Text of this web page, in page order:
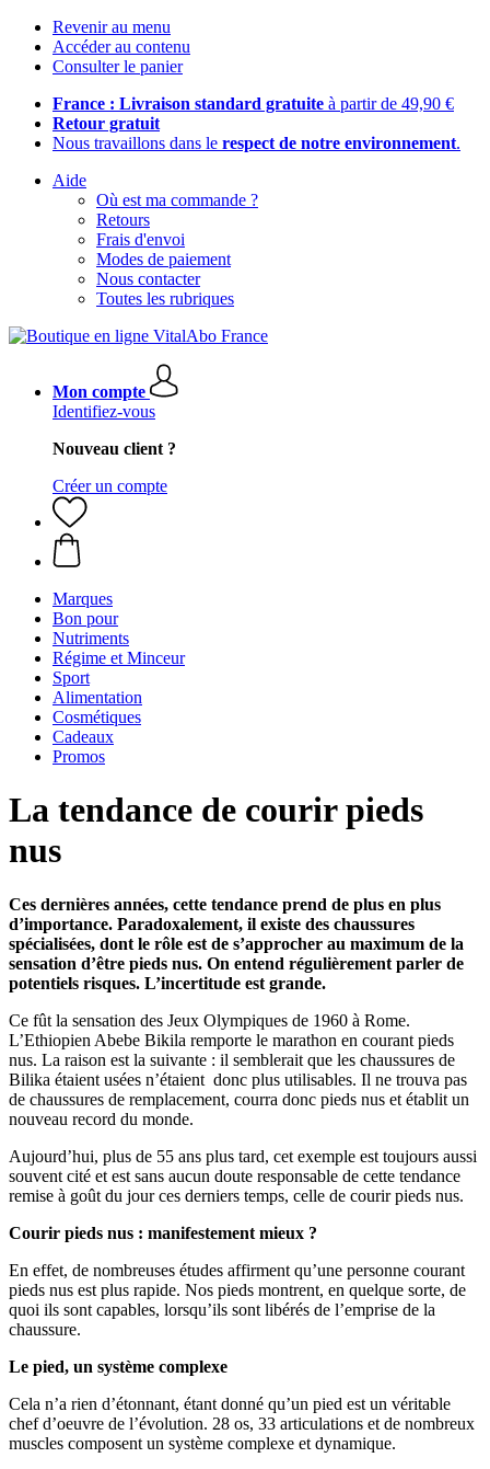
Revenir au menu
Accéder au contenu
Consulter le panier
France : Livraison standard gratuite à partir de 49,90 €
Retour gratuit
Nous travaillons dans le respect de notre environnement.
Aide
Où est ma commande ?
Retours
Frais d'envoi
Modes de paiement
Nous contacter
Toutes les rubriques
Mon compte
Identifiez-vous
Nouveau client ?
Créer un compte
Marques
Bon pour
Nutriments
Régime et Minceur
Sport
Alimentation
Cosmétiques
Cadeaux
Promos
La tendance de courir pieds
nus
Ces dernières années, cette tendance prend de plus en plus
d’importance. Paradoxalement, il existe des chaussures
spécialisées, dont le rôle est de s’approcher au maximum de la
sensation d’être pieds nus. On entend régulièrement parler de
potentiels risques. L’incertitude est grande.
Ce fût la sensation des Jeux Olympiques de 1960 à Rome.
L’Ethiopien Abebe Bikila remporte le marathon en courant pieds
nus. La raison est la suivante : il semblerait que les chaussures de
Bilika étaient usées n’étaient donc plus utilisables. Il ne trouva pas
de chaussures de remplacement, courra donc pieds nus et établit un
nouveau record du monde.
Aujourd’hui, plus de 55 ans plus tard, cet exemple est toujours aussi
souvent cité et est sans aucun doute responsable de cette tendance
remise à goût du jour ces derniers temps, celle de courir pieds nus.
Courir pieds nus : manifestement mieux ?
En effet, de nombreuses études affirment qu’une personne courant
pieds nus est plus rapide. Nos pieds montrent, en quelque sorte, de
quoi ils sont capables, lorsqu’ils sont libérés de l’emprise de la
chaussure.
Le pied, un système complexe
Cela n’a rien d’étonnant, étant donné qu’un pied est un véritable
chef d’oeuvre de l’évolution. 28 os, 33 articulations et de nombreux
muscles composent un système complexe et dynamique.